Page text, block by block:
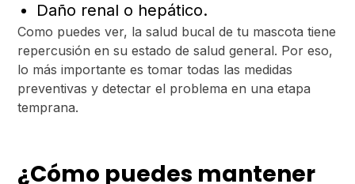
Daño renal o hepático.
Como puedes ver, la salud bucal de tu mascota tiene
repercusión en su estado de salud general. Por eso,
lo más importante es tomar todas las medidas
preventivas y detectar el problema en una etapa
temprana.
¿Cómo puedes mantener